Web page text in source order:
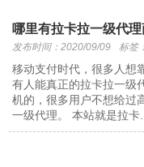
哪里有拉卡拉一级代理
发布时间：2020/09/09 标签：
移动支付时代，很多人想
有人能真正的拉卡拉一级
机的，很多用户不想给过
一级代理。 本站就是拉卡...